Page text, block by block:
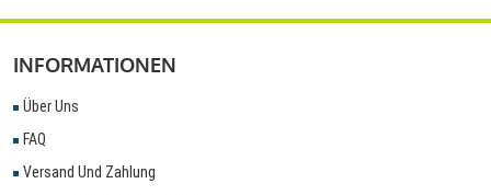
INFORMATIONEN
Über Uns
FAQ
Versand Und Zahlung